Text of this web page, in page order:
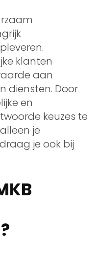
klanten
aan
diensten. Door
en
keuzes te
je
je ook bij